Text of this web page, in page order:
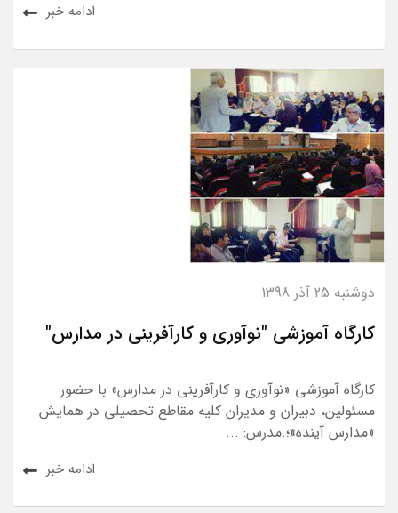
ادامه خبر
دوشنبه 25 آذر 1398
کارگاه آموزشی "نوآوری و کارآفرینی در مدارس"
کارگاه آموزشی «نوآوری و کارآفرینی در مدارس» با حضور
مسئولین، دبیران و مدیران کلیه مقاطع تحصیلی در همایش
«مدارس آینده»؛.مدرس: ...
ادامه خبر